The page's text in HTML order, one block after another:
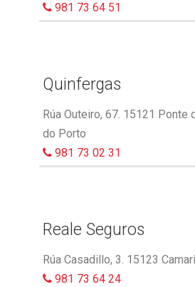
981 73 64 51
Quinfergas
Rúa Outeiro, 67. 15121 Ponte
do Porto
981 73 02 31
Reale Seguros
Rúa Casadillo, 3. 15123
981 73 64 24